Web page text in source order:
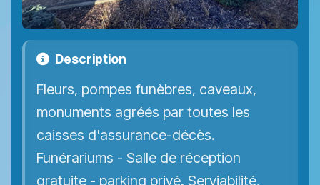
Description
Fleurs, pompes funèbres, caveaux,
monuments agréés par toutes les
caisses d'assurance-décès.
Funérariums - Salle de réception
gratuite - parking privé. Serviabilité,